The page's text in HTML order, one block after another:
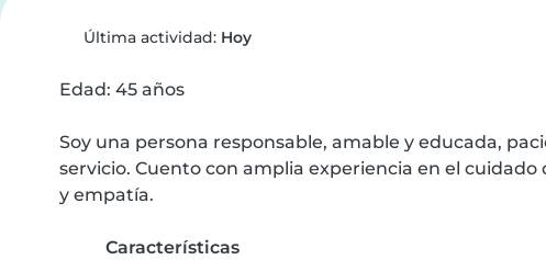
Última actividad: Hoy
Edad: 45 años
Soy una persona responsable, amable y educada,
servicio. Cuento con amplia experiencia en el
y empatía.
Características